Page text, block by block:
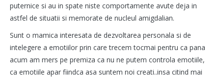
puternice si au in spate niste comportamente avute deja in
astfel de situatii si memorate de nucleul amigdalian.
Sunt o mamica interesata de dezvoltarea personala si de
intelegere a emotiilor prin care trecem tocmai pentru ca pana
acum am mers pe premiza ca nu ne putem controla emotiile,
ca emotiile apar fiindca asa suntem noi creati..insa citind mai